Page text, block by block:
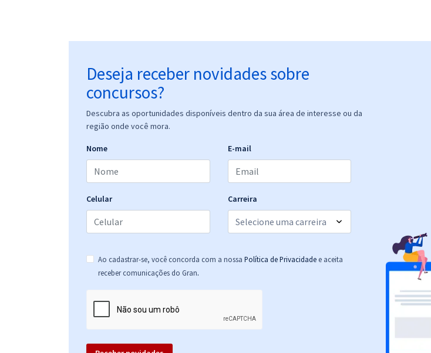
Deseja receber novidades sobre
concursos?
Descubra as oportunidades disponíveis dentro da sua área de interesse ou da
região onde você mora.
Nome E-mail
Celular Carreira
Ao cadastrar-se, você concorda com a nossa Política de Privacidade e aceita
receber comunicações do Gran.